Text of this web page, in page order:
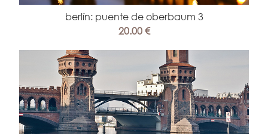
berlín: puente de oberbaum 3
20.00 €